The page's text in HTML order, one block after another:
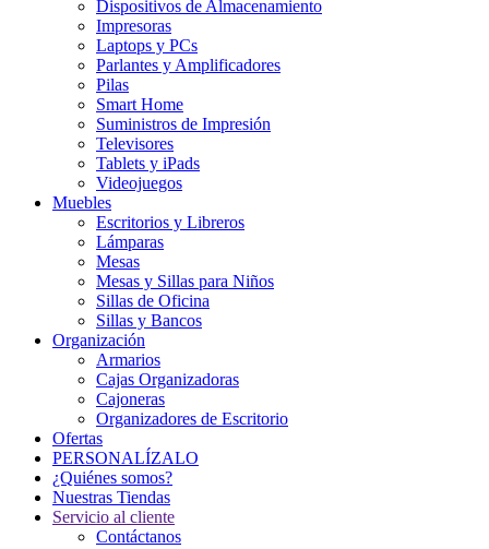
Dispositivos de Almacenamiento
Impresoras
Laptops y PCs
Parlantes y Amplificadores
Pilas
Smart Home
Suministros de Impresión
Televisores
Tablets y iPads
Videojuegos
Muebles
Escritorios y Libreros
Lámparas
Mesas
Mesas y Sillas para Niños
Sillas de Oficina
Sillas y Bancos
Organización
Armarios
Cajas Organizadoras
Cajoneras
Organizadores de Escritorio
Ofertas
PERSONALÍZALO
¿Quiénes somos?
Nuestras Tiendas
Servicio al cliente
Contáctanos